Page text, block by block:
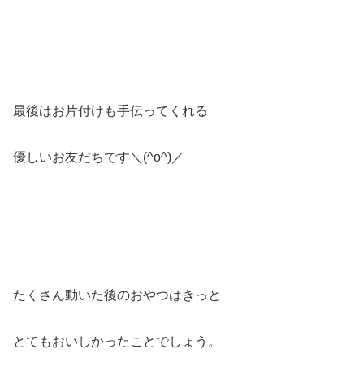
最後はお片付けも手伝ってくれる
優しいお友だちです＼(^o^)／
たくさん動いた後のおやつはきっと
とてもおいしかったことでしょう。